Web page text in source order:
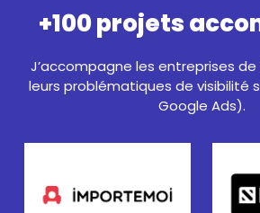
+100 projets
J’accompagne les entreprises
leurs problématiques de visibilité
Google Ads).